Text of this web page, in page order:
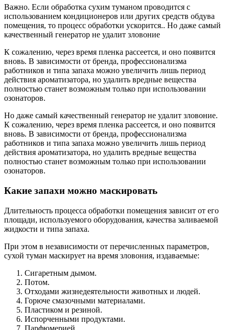
Важно. Если обработка сухим туманом проводится с
использованием кондиционеров или других средств обдува
помещения, то процесс обработки ускорится.. Но даже самый
качественный генератор не удалит зловоние
К сожалению, через время пленка рассеется, и оно появится
вновь. В зависимости от бренда, профессионализма
работников и типа запаха можно увеличить лишь период
действия ароматизатора, но удалить вредные вещества
полностью станет возможным только при использовании
озонаторов.
Но даже самый качественный генератор не удалит зловоние.
К сожалению, через время пленка рассеется, и оно появится
вновь. В зависимости от бренда, профессионализма
работников и типа запаха можно увеличить лишь период
действия ароматизатора, но удалить вредные вещества
полностью станет возможным только при использовании
озонаторов.
Какие запахи можно маскировать
Длительность процесса обработки помещения зависит от его
площади, используемого оборудования, качества заливаемой
жидкости и типа запаха.
При этом в независимости от перечисленных параметров,
сухой туман маскирует на время зловония, издаваемые:
Сигаретным дымом.
Потом.
Отходами жизнедеятельности животных и людей.
Горюче смазочными материалами.
Пластиком и резиной.
Испорченными продуктами.
Парфюмерией.